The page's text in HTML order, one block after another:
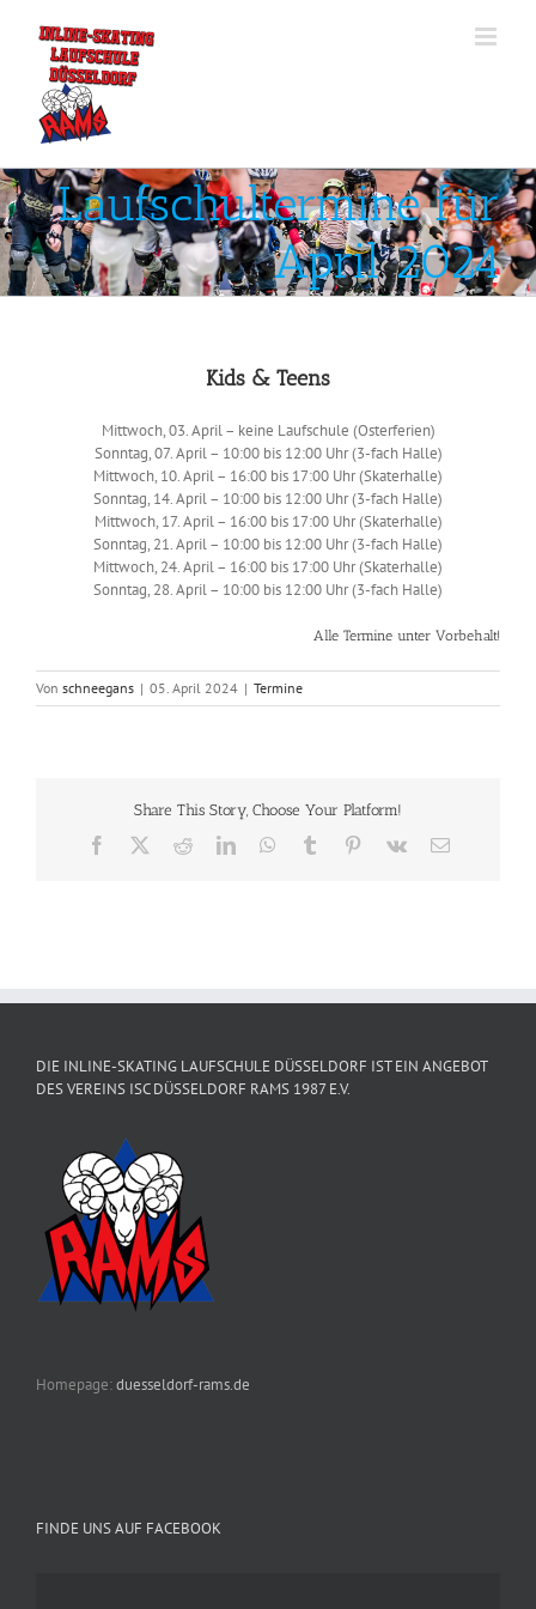
springen
Laufschultermine für
April 2024
Kids & Teens
Mittwoch, 03. April – keine Laufschule (Osterferien)
Sonntag, 07. April – 10:00 bis 12:00 Uhr (3-fach Halle)
Mittwoch, 10. April – 16:00 bis 17:00 Uhr (Skaterhalle)
Sonntag, 14. April – 10:00 bis 12:00 Uhr (3-fach Halle)
Mittwoch, 17. April – 16:00 bis 17:00 Uhr (Skaterhalle)
Sonntag, 21. April – 10:00 bis 12:00 Uhr (3-fach Halle)
Mittwoch, 24. April – 16:00 bis 17:00 Uhr (Skaterhalle)
Sonntag, 28. April – 10:00 bis 12:00 Uhr (3-fach Halle)
Alle Termine unter Vorbehalt!
Von schneegans | 05. April 2024 | Termine
Share This Story, Choose Your Platform!
Facebook RedditLinkedInWhatsApp
Tumblr Pinterest
Vk
E-
DIE INLINE-SKATING LAUFSCHULE DÜSSELDORF IST EIN ANGEBOT
DES VEREINS ISC DÜSSELDORF RAMS 1987 E.V.
Homepage:duesseldorf-rams.de
FINDE UNS AUF FACEBOOK